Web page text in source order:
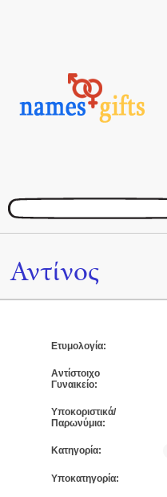
Αντίνος
Ετυμολογία:
Αντίστοιχο
Γυναικείο:
Υποκοριστικά/
Παρωνύμια:
Κατηγορία:
Υποκατηγορία: